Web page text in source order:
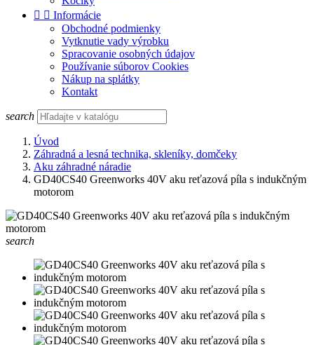
  Informácie
Obchodné podmienky
Vytknutie vady výrobku
Spracovanie osobných údajov
Používanie súborov Cookies
Nákup na splátky
Kontakt
search
Úvod
Záhradná a lesná technika, skleníky, domčeky
Aku záhradné náradie
GD40CS40 Greenworks 40V aku reťazová píla s indukčným
motorom
search